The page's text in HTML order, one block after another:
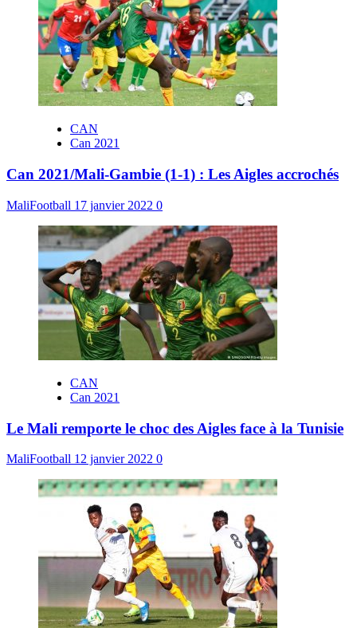
CAN
Can 2021
Can 2021/Mali-Gambie (1-1) : Les Aigles accrochés
MaliFootball 17 janvier 2022 0
CAN
Can 2021
Le Mali remporte le choc des Aigles face à la Tunisie
MaliFootball 12 janvier 2022 0